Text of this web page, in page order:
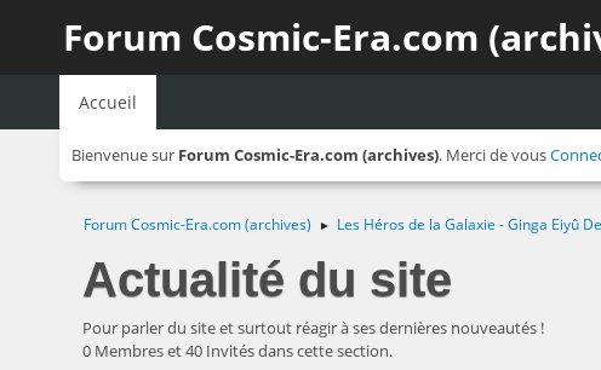
Forum Cosmic-Era.com
Accueil
Bienvenue sur Forum Cosmic-Era.com (archives). Merci de vous
Forum Cosmic-Era.com (archives) ► Les Héros de la Galaxie - Ginga Eiyû
Actualité du site
Pour parler du site et surtout réagir à ses dernières nouveautés !
0 Membres et 40 Invités dans cette section.